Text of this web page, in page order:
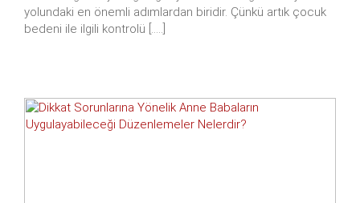
yolundaki en önemli adımlardan biridir. Çünkü artık çocuk
bedeni ile ilgili kontrolü [.....]